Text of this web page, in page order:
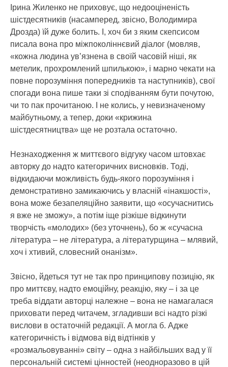
Ірина Жиленко не приховує, що недооціненість
шістдесятників (насамперед, звісно, Володимира
Дрозда) їй дуже болить. І, хоч би з яким скепсисом
писала вона про міжпоколіннєвий діалог (мовляв,
«кожна людина ув’язнена в своїй часовій ніші, як
метелик, прохромлений шпилькою», і марно чекати на
повне порозуміння попередників та наступників), свої
спогади вона пише таки зі сподіванням бути почутою,
чи то пак прочитаною. І не колись, у невизначеному
майбутньому, а тепер, доки «крижина
шістдесятництва» ще не розтала остаточно.
Незнаходження ж миттєвого відгуку часом штовхає
авторку до надто категоричних висновків. Тоді,
відкидаючи можливість будь-якого порозуміння і
демонстративно замикаючись у власній «інакшості»,
вона може безапеляційно заявити, що «осучаснитись
я вже не зможу», а потім іще різкіше відкинути
творчість «молодих» (без уточнень), бо ж «сучасна
література – не література, а літературщина – млявий,
хоч і хтивий, словесний онанізм».
Звісно, йдеться тут не так про принципову позицію, як
про миттєву, надто емоційну, реакцію, яку – і за це
треба віддати авторці належне – вона не намагалася
приховати перед читачем, згладивши всі надто різкі
вислови в остаточній редакції. А могла б. Адже
категоричність і відмова від відтінків у
«розмальовуванні» світу – одна з найбільших вад у її
персональній системі цінностей (неодноразово в цій